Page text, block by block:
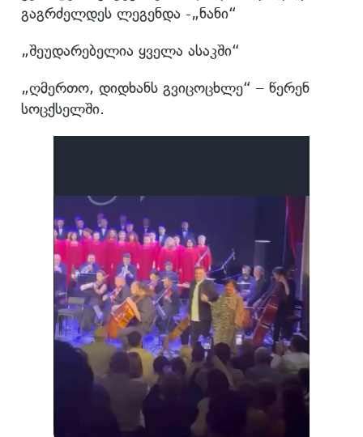
გაგრძელდეს ლეგენდა -„ნანი“
„შეუდარებელია ყველა ასაკში“
„ღმერთო, დიდხანს გვიცოცხლე“ – წერენ
სოცქსელში.